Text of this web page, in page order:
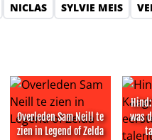
NICLAS SYLVIE MEIS
Overleden Sam Neill te
zien in Legend of Zelda
was